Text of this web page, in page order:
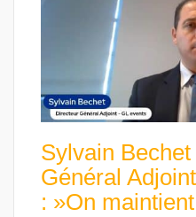
Sylvain
Général
: »On